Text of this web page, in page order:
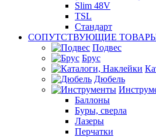
Slim 48V
TSL
Стандарт
СОПУТСТВУЮЩИЕ
Подвес
Брус
Дюбель
Баллоны
Буры, сверла
Лазеры
Перчатки